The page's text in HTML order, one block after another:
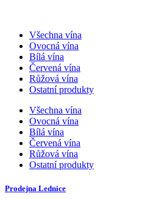
Všechna vína
Ovocná vína
Bílá vína
Červená vína
Růžová vína
Ostatní produkty
Všechna vína
Ovocná vína
Bílá vína
Červená vína
Růžová vína
Ostatní produkty
Prodejna Lednice